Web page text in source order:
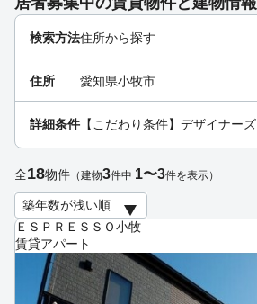
ＥＳＰＲＥＳＳＯ小牧
賃貸アパート
検索方法住所から探す
住所 愛知県小牧市
詳細条件 【こだわり条件】デザイナーズ
全18物件 （建物3件中 1〜3件を表示）